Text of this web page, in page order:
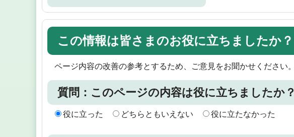
この情報は皆さまのお役に立ちましたか？
ページ内容の改善の参考とするため、ご意見をお聞かせください。
質問：このページの内容は役に立ちましたか？
役に立った どちらともいえない 役に立たなかった